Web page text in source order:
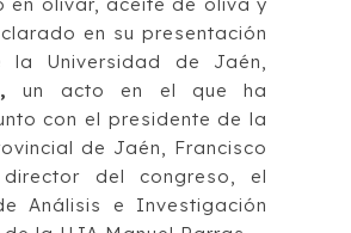
en su presentación
la Universidad de Jaén,
,
un acto en el que ha
con el presidente de la
de Jaén, Francisco
del congreso, el
Análisis e Investigación